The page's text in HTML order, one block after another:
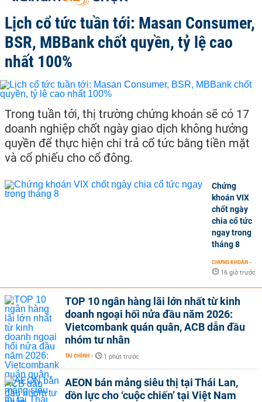
Lịch cổ tức tuần tới: Masan Consumer,
BSR, MBBank chốt quyền, tỷ lệ cao
nhất 100%
Trong tuần tới, thị trường chứng khoán sẽ có 17
doanh nghiệp chốt ngày giao dịch không hưởng
quyền để thực hiện chi trả cổ tức bằng tiền mặt
và cổ phiếu cho cổ đông.
Chứng
khoán VIX
chốt ngày
chia cổ tức
ngay trong
tháng 8
CHỨNG KHOÁN -
16 giờ trước
TOP 10 ngân hàng lãi lớn nhất từ kinh
doanh ngoại hối nửa đầu năm 2026:
Vietcombank quán quân, ACB dẫn đầu
nhóm tư nhân
TÀI CHÍNH - 1 phút trước
AEON bán mảng siêu thị tại Thái Lan,
dồn lực cho ‘cuộc chiến’ tại Việt Nam